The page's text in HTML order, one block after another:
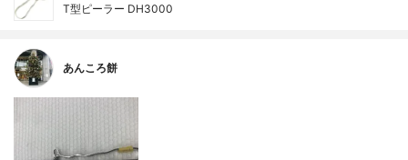
T型ピーラー DH3000
あんころ餅